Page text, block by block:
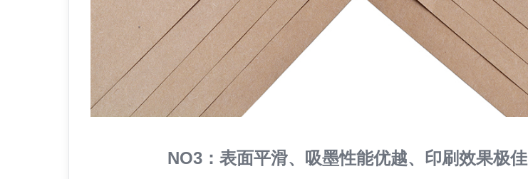
NO3：表面平滑、吸墨性能优越、印刷效果极佳